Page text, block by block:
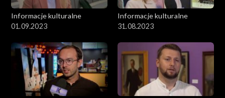
Informacje kulturalne
01.09.2023
Informacje kulturalne
31.08.2023